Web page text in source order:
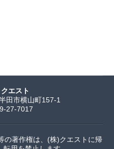
エスト
田市横山町157-1
27-7017
の著作権は、(株)クエストに帰